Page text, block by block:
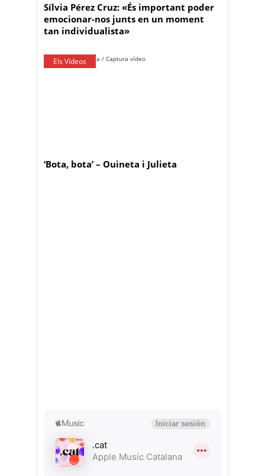
Sílvia Pérez Cruz: «És important poder
emocionar-nos junts en un moment
tan individualista»
Els Vídeos
‘Bota, bota’ – Ouineta i Julieta